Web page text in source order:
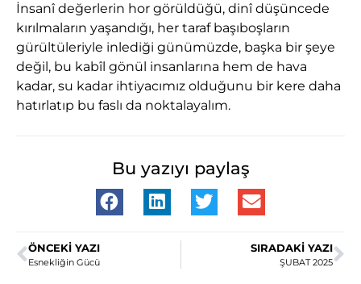
İnsanî değerlerin hor görüldüğü, dinî düşüncede
kırılmaların yaşandığı, her taraf başıboşların
gürültüleriyle inlediği günümüzde, başka bir şeye
değil, bu kabîl gönül insanlarına hem de hava
kadar, su kadar ihtiyacımız olduğunu bir kere daha
hatırlatıp bu faslı da noktalayalım.
Bu yazıyı paylaş
ÖNCEKI YAZI
Esnekliğin Gücü
SIRADAKI YAZI
ŞUBAT 2025